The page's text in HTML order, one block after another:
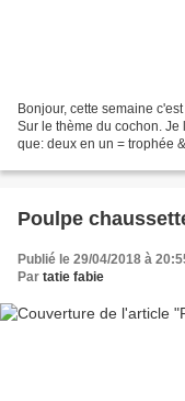
Bonjour, cette semaine
Sur le thème du cochon.
que: deux en un = trophée
Poulpe
Publié le 29/04/2018 à
Par tatie fabie